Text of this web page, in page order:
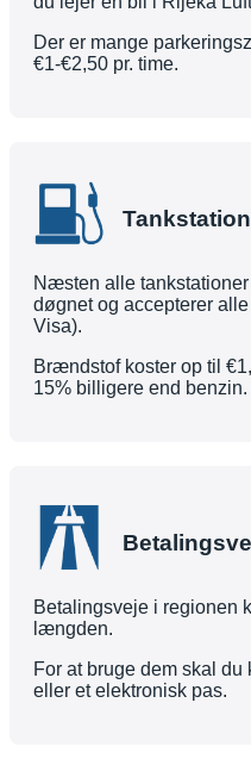
Der er mange
€1-€2,50 pr. time.
Næsten alle
døgnet og accepterer
Visa).
Brændstof koster op til
15% billigere end benzin.
Betalingsveje i regionen
længden.
For at bruge dem skal
eller et elektronisk pas.